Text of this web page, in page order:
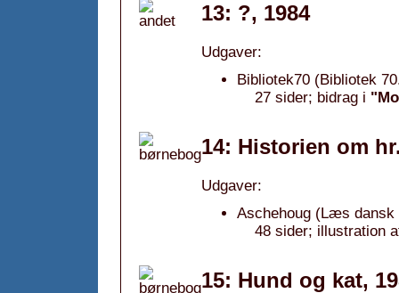
13: ?, 1984
Udgaver:
Bibliotek70 (Bibliotek
27 sider; bidrag i
14: Historien om
Udgaver:
Aschehoug (Læs dansk
48 sider; illustration
15: Hund og kat,